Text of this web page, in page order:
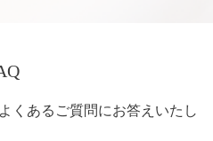
くあるご質問にお答えいたし